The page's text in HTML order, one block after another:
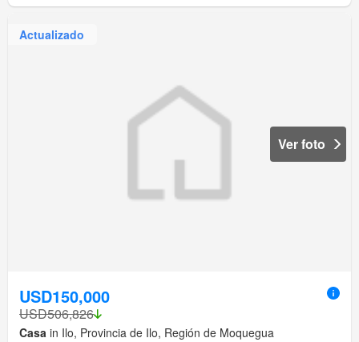
Actualizado
Ver foto
USD150,000
USD506,826
Casa in Ilo, Provincia de Ilo, Región de Moquegua